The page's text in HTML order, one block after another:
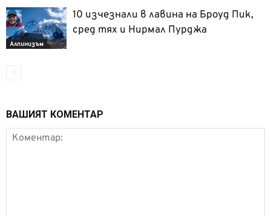
Алпинизъм
10 изчезнали в лавина на Броуд Пик,
сред тях и Нирмал Пурджа
ВАШИЯТ КОМЕНТАР